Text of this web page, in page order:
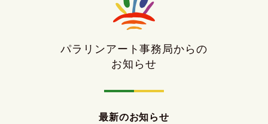
パラリンアート事務局からの
お知らせ
最新のお知らせ